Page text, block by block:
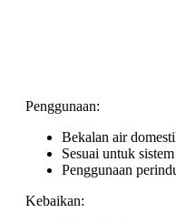
Penggunaan:
Bekalan air
Sesuai untuk
Penggunaan
Kebaikan: